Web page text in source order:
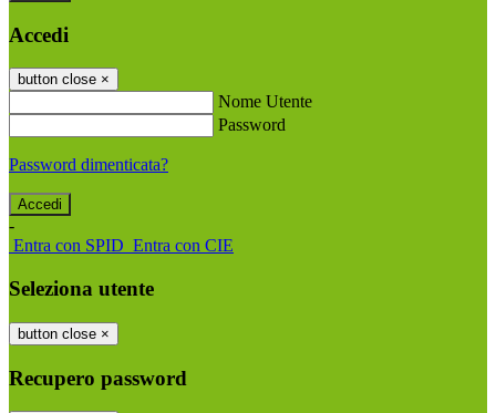
Accedi
button close ×
Nome Utente
Password
Password dimenticata?
-
Entra con SPID Entra con CIE
Seleziona utente
button close ×
Recupero password